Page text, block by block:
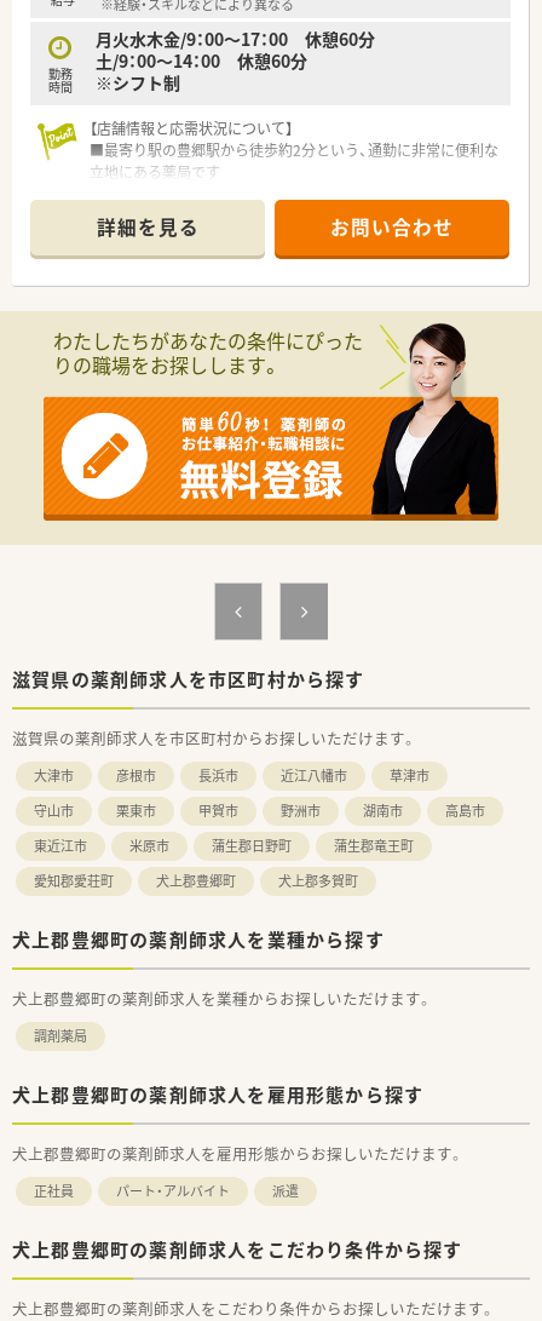
利厚生を両立させております。
■県内でいち早く在宅医療を開始した実績があり、全店舗で高い
在宅実績を誇る先駆的な法人です。
■正社員の勤務薬剤師として、腰を据えて長期にわたり活躍して
いただける環境を整えています。
■提示年収は500万円から600万円を想定しており、ご経験に応
■近隣エリアの店舗をカバーするラウンダー勤務が可能な方は、
最大年収650万円の提示も可能です。
※経験・スキルなどにより異なる
勤務
時間
月火水木金/9：00～17：00 休憩60分
土/9：00～14：00 休憩60分
※シフト制
【店舗情報と応需状況について】
■最寄り駅の豊郷駅から徒歩約2分という、通勤に非常に便利な
立地にある薬局です
100枚応需しています
■薬剤師は常勤4名とパート5名が在籍しており、手厚い人員体
制で業務にあたっています
■滋賀県内に12店舗の調剤薬局を展開し、地域に密着した医療
サービスを提供しています
■大手調剤薬局グループの一員であり、安定した経営基盤と充実
■代表が薬剤師のため現場への理解が深く、年に一度全社員との
個別面談を実施しています
【求人情報について】
■ご経験や年齢を考慮の上、年収500万円から600万円の範囲で
給与が決定されます
■借上社宅制度や選択型福利厚生制度など、大手グループならで
■年間休日は124日と多く、プライベートの時間もしっかりと確
■1日の実働は7時間30分で週37時間30分勤務と、法定より短い
労働時間が特徴です
バランスを重視できます
■夏季休暇や年末年始休暇も整備されており、有給休暇と合わせ
て長期休暇の相談も可能です
詳細を見る お問い合わせ
わたしたちがあなたの条件にぴった
りの職場をお探しします。
滋賀県の薬剤師求人を市区町村から探す
滋賀県の薬剤師求人を市区町村からお探しいただけます。
大津市 彦根市 長浜市 近江八幡市
草津市
守山市
栗東市 甲賀市 野洲市 湖南市
高島市
東近江市
米原市 蒲生郡日野町
蒲生郡竜王町
愛知郡愛荘町
犬上郡豊郷町 犬上郡多賀町
犬上郡豊郷町の薬剤師求人を業種から探す
犬上郡豊郷町の薬剤師求人を業種からお探しいただけます。
調剤薬局
犬上郡豊郷町の薬剤師求人を雇用形態から探す
犬上郡豊郷町の薬剤師求人を雇用形態からお探しいただけます。
正社員 パート・アルバイト 派遣
犬上郡豊郷町の薬剤師求人をこだわり条件から探す
犬上郡豊郷町の薬剤師求人をこだわり条件からお探しいただけます。